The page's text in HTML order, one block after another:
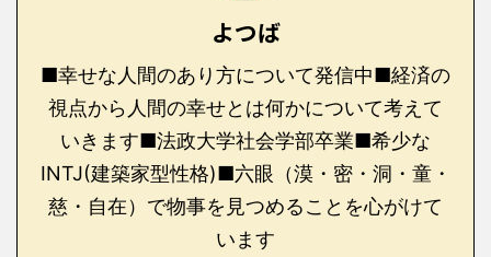
よつば
■幸せな人間のあり方について発信中■経済の
視点から人間の幸せとは何かについて考えて
いきます■法政大学社会学部卒業■希少な
INTJ(建築家型性格)■六眼（漠・密・洞・童・
慈・自在）で物事を見つめることを心がけて
います